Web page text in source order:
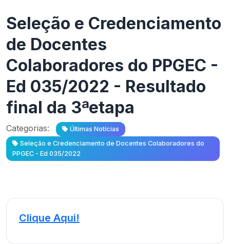
Seleção e Credenciamento
de Docentes
Colaboradores do PPGEC -
Ed 035/2022 - Resultado
final da 3ªetapa
Categorias:
Últimas Notícias
Seleção e Credenciamento de Docentes Colaboradores do
PPGEC - Ed 035/2022
Clique Aqui!